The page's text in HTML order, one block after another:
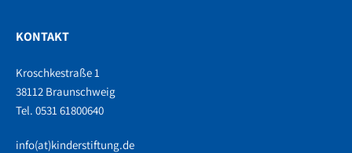
KONTAKT
Kroschkestraße 1
38112 Braunschweig
Tel. 0531 61800640
info(at)kinderstiftung.de